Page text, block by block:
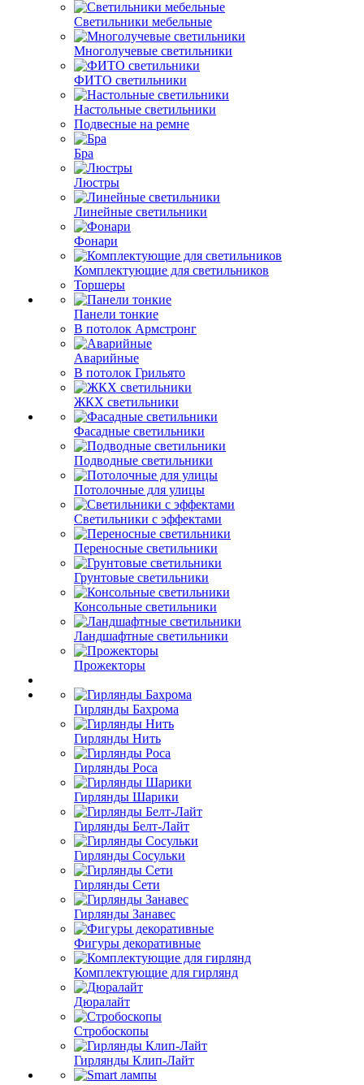
Светильники мебельные
Многолучевые светильники
ФИТО светильники
Настольные светильники
Подвесные на ремне
Бра
Люстры
Линейные светильники
Фонари
Комплектующие для светильников
Торшеры
Панели тонкие
В потолок Армстронг
Аварийные
В потолок Грильято
ЖКХ светильники
Фасадные светильники
Подводные светильники
Потолочные для улицы
Светильники с эффектами
Переносные светильники
Грунтовые светильники
Консольные светильники
Ландшафтные светильники
Прожекторы
Гирлянды Бахрома
Гирлянды Нить
Гирлянды Роса
Гирлянды Шарики
Гирлянды Белт-Лайт
Гирлянды Сосульки
Гирлянды Сети
Гирлянды Занавес
Фигуры декоративные
Комплектующие для гирлянд
Дюралайт
Стробоскопы
Гирлянды Клип-Лайт